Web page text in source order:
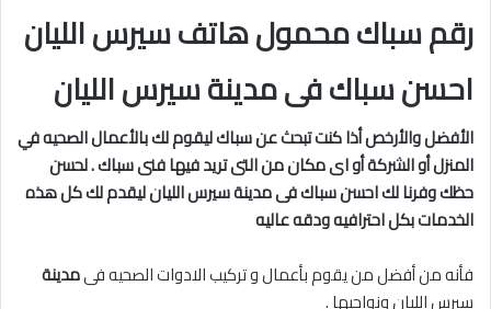
رقم سباك محمول هاتف سيرس الليان
احسن سباك فى مدينة سيرس الليان
الأفضل والأرخص أذا كنت تبحث عن سباك ليقوم لك بالأعمال الصحيه في
المنزل أو الشركة أو اى مكان من التى تريد فيها فنى سباك . لحسن
حظك وفرنا لك احسن سباك فى مدينة سيرس الليانليقدم لك كل هذه
الخدمات بكل احترافيه ودقه عاليه
فأنه من أفضل من يقوم بأعمال و تركيب الادوات الصحيه فىمدينة
سيرس الليان ونواحيها .